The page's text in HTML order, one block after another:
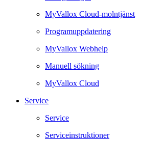
MyVallox Cloud-molntjänst
Programuppdatering
MyVallox Webhelp
Manuell sökning
MyVallox Cloud
Service
Service
Serviceinstruktioner